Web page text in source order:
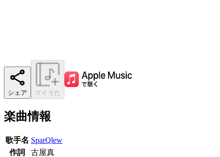
シェア マイうた
楽曲情報
歌手名 SparQlew
作詞
古屋真